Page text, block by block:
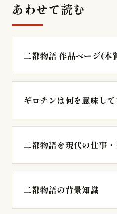
あわせて読む
二都物語 作品ページ(本
ギロチンは何を意味し
二都物語を現代の仕事
二都物語の背景知識